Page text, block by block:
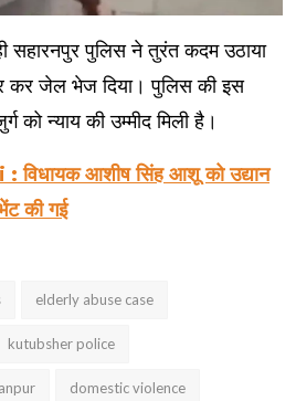
सहारनपुर पुलिस ने तुरंत कदम उठाया
कर जेल भेज दिया। पुलिस की इस
को न्याय की उम्मीद मिली है।
विधायक आशीष सिंह आशू को उद्यान
की गई
elderly abuse case
kutubsher police
domestic violence